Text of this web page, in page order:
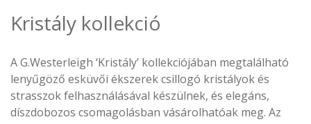
Kristály kollekció
A G.Westerleigh ‘Kristály’ kollekciójában megtalálható
lenyűgöző esküvői ékszerek csillogó kristályok és
strasszok felhasználásával készülnek, és elegáns,
díszdobozos csomagolásban vásárolhatóak meg. Az